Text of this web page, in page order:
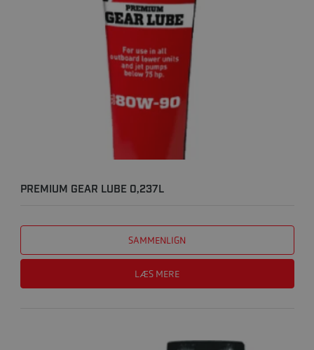
PREMIUM GEAR LUBE 0,237L
SAMMENLIGN
LÆS MERE